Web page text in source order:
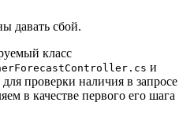
давать сбой.
класс
и
для проверки наличия в запросе
в качестве первого его шага